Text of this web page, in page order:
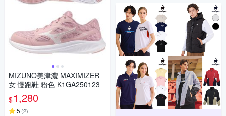
MIZUNO美津濃 MAXIMIZER
女 慢跑鞋 粉色 K1GA250123
$1,280
5 (2)